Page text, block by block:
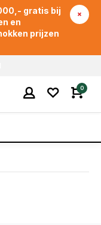
gratis bij
en
prijzen
0